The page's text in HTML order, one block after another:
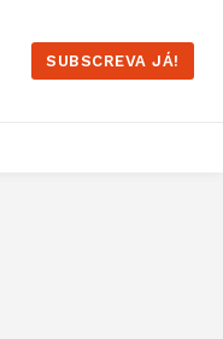
SUBSCREVA JÁ!